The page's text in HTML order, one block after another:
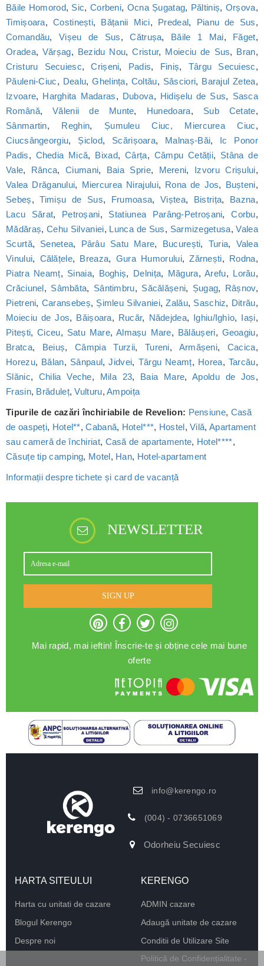
Băile Homorod, Sic, Corbeni, Ocna Șugatag, Păltiniș, Orșova,
Timișoara,Costinești, Bățanii Mici, Predeal, Pianu de Sus,
Comandău,Vișeu de Sus,Cătrușa, Băile 1 Mai, Făget,
Oradea, Vărșag, Bezidu Nou,Cristur, Moieciu de Sus, Bran,
Cristuru Secuiesc,Crișeni, Padis, Finiș, Târgu Secuiesc,
Păuleni-Ciuc, Dealu,Ghelința, Coltău, Săsciori, Barajul Zetea,
Izvoare, Harghita Madaras, Dubova, Hidișelu de Sus, Sasca
Română,Vălenii de Munte, Hunedoara, Sub Cetate,
Sânmartin, Reghin, Șumuleu Ciuc, Miercurea Ciuc,
Ciucsângeorgiu, Șiclod, Scărișoara, Malnaș-Băi, Ic Ponor
Padis, Chedia Mică, Bixad,Cârța, Câmpu Cetății, Stâna de
Vale, Rânca,Ciumani, Baia Sprie, Mereni, Izvoru Crișului,
Valea Drăganului, Miercurea Nirajului, Rona de Jos, Bușteni,
Sebeș,Timișu de Sus, Frumoasa,Viștea, Bistrița, Bazna,
Lacu Sărat, Petroșani, Statiunea Parâng-Petroșani,Corbu,
Mădăraș,Cehu Silvaniei, Lunca de Sus, Sarmizegetusa,Valea
Scurtă, Senetea, Pârâu Satu Mare, București, Turia, Valea
Vinului, Călățele, Breaza, Gura Humorului,Zărnești, Rodna,
Piatra Neamț, Sinaia, Boghiș, Delnița, Măgura,Arefu, Lorău,
Crăciunel, Sâmbăta, Sântimbru, Săcălășeni, Șugag, Râșnov,
Pietreni, Caransebeș, Șimleu Silvaniei,Zalău, Saschiz, Ditrău,
Moieciu de Jos, Băișoara, Rucăr, Nădejdea, Ighiu/Ighìo, Iași,
Pitești,Ciceu, Satu Mare, Almașu Mare, Bălăușeri, Geoagiu,
Bratca, Beiuș, Câmpia Turzii, Tureni, Armășeni, Cacica,
Horezu, Bălan, Sânpaul,Jidvei, Târgu Neamț, Horea, Tarcău,
Slănic, Chilia Veche, Mila 23, Baia Mare,Apoldu de Jos,
Frasin, Brăduleț,Vulturu,Ampoița
Tipurile de cazări închiriabile de Revelion: Pensiune, Casă
de oaspeți, Hotel**,Cabană, Hotel***, Hostel,Vilă, Apartament
sau cameră de închiriat, Casă de apartamente, Hotel****,
Căsuțe tip camping, Motel, Han, Hotel-apartament
Informații despre tichete și card de vacanță
NEWSLETTER
SIGN UP
Mai rapid, mai ieftin! Înscrie-te și obține cele mai bune
oferte
info@kerengo.ro
(004) - 0736651069
Odorheiu Secuiesc
HARTA SITEULUI
Harta cu unitati de cazare
Blogul Kerengo
Despre noi
KERENGO
ADMIN cazare
Adaugă unitate de cazare
Conditii de Utilizare Site
Politică de Confidențialitate -